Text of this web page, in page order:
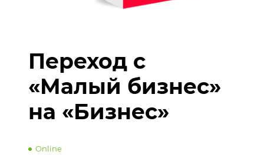
Переход с
«Малый бизнес»
на «Бизнес»
Online